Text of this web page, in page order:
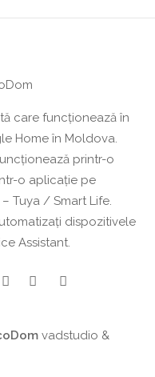
care funcționează în
Home în Moldova.
printr-o
o aplicație pe
Tuya / Smart Life.
dispozitivele
Assistant.
vadstudio &